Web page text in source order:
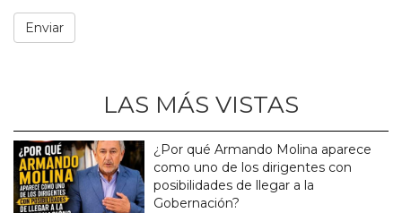
LAS MÁS VISTAS
¿Por qué Armando Molina aparece
como uno de los dirigentes con
posibilidades de llegar a la
Gobernación?